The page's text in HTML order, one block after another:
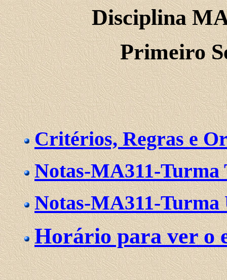
Disciplina
Primeiro
Critérios, Regras e
Notas-MA311-Turma
Notas-MA311-Turma
Horário para ver o